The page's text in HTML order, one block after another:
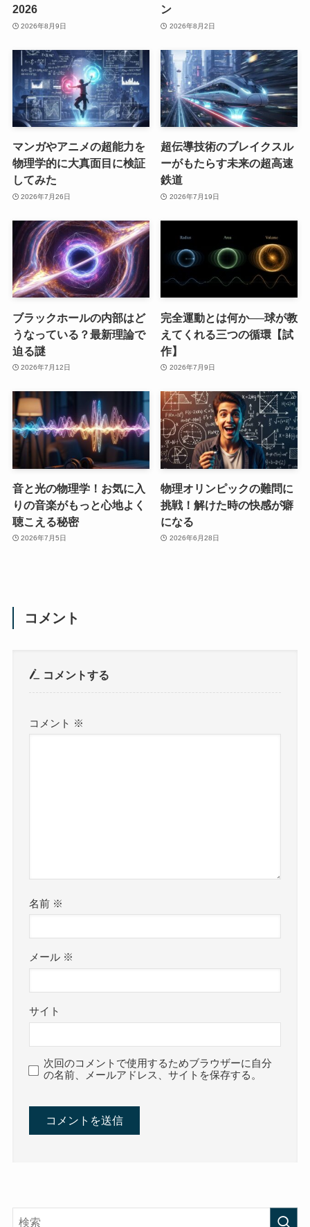
2026
2026年8月9日
ン
2026年8月2日
マンガやアニメの超能力を
物理学的に大真面目に検証
してみた
2026年7月26日
超伝導技術のブレイクスル
ーがもたらす未来の超高速
鉄道
2026年7月19日
ブラックホールの内部はど
うなっている？最新理論で
迫る謎
2026年7月12日
完全運動とは何か──球が教
えてくれる三つの循環【試
作】
2026年7月9日
音と光の物理学！お気に入
りの音楽がもっと心地よく
聴こえる秘密
2026年7月5日
物理オリンピックの難問に
挑戦！解けた時の快感が癖
になる
2026年6月28日
コメント
コメントする
コメント ※
名前 ※
メール ※
サイト
次回のコメントで使用するためブラウザーに自分
の名前、メールアドレス、サイトを保存する。